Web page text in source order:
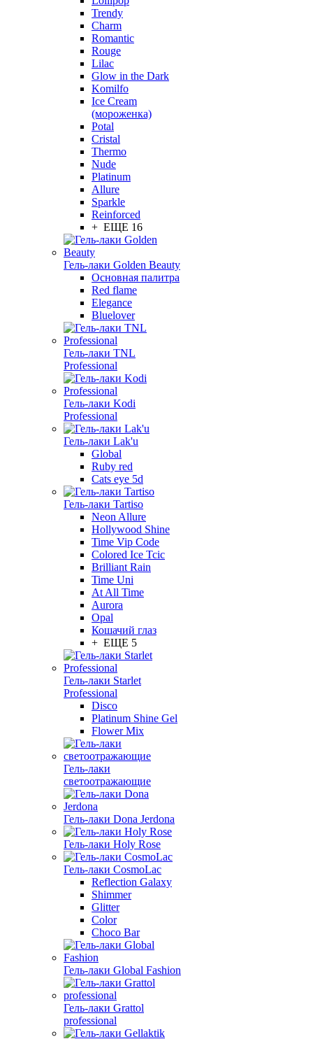
Trendy
Charm
Romantic
Rouge
Lilac
Glow in the Dark
Komilfo
Ice Cream
(мороженка)
Potal
Cristal
Thermo
Nude
Platinum
Allure
Sparkle
Reinforced
+ ЕЩЕ 16
Гель-лаки Golden Beauty
Основная палитра
Red flame
Elegance
Bluelover
Гель-лаки TNL
Professional
Гель-лаки Kodi
Professional
Гель-лаки Lak'u
Global
Ruby red
Cats eye 5d
Гель-лаки Tartiso
Neon Allure
Hollywood Shine
Time Vip Code
Colored Ice Tcic
Brilliant Rain
Time Uni
At All Time
Aurora
Opal
Кошачий глаз
+ ЕЩЕ 5
Гель-лаки Starlet
Professional
Disco
Platinum Shine Gel
Flower Mix
Гель-лаки
светоотражающие
Гель-лаки Dona Jerdona
Гель-лаки Holy Rose
Гель-лаки CosmoLac
Reflection Galaxy
Shimmer
Glitter
Color
Choco Bar
Гель-лаки Global Fashion
Гель-лаки Grattol
professional